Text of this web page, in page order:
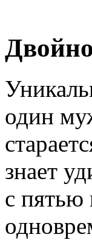
один
знает
с